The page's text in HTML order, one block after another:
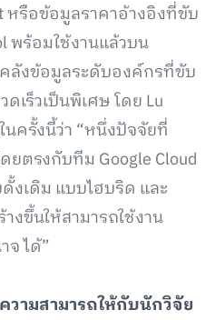
หรือข้อมูลราคาอ้างอิงที่ขับ
พร้อมใช้งานแล้วบน
คลังข้อมูลระดับองค์กรที่ขับ
เร็วเป็นพิเศษ โดย Lu
ครั้งนี้ว่า “หนึ่งปัจจัยที่
ยตรงกับทีม Google Cloud
งเดิม แบบไฮบริด และ
ขึ้นให้สามารถใช้งาน
จ ได้”
วามสามารถให้กับนักวิจัย